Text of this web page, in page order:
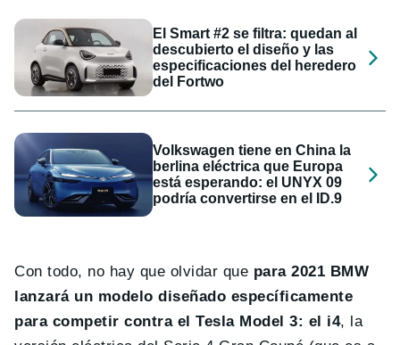
El Smart #2 se filtra: quedan al
descubierto el diseño y las
especificaciones del heredero
del Fortwo
Volkswagen tiene en China la
berlina eléctrica que Europa
está esperando: el UNYX 09
podría convertirse en el ID.9
Con todo, no hay que olvidar que para 2021 BMW
lanzará un modelo diseñado específicamente
para competir contra el Tesla Model 3: el i4, la